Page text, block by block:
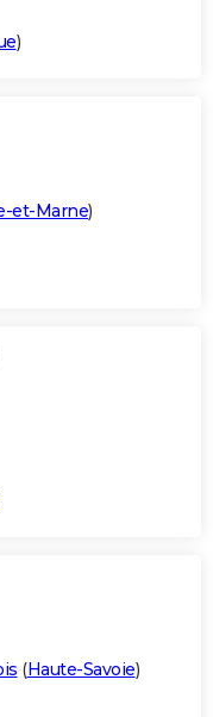
)
et-Marne)
(Haute-Savoie)